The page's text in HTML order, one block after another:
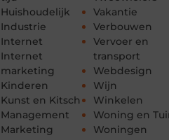
Huishoudelijk
Industrie
Internet
Internet
marketing
Kinderen
Kunst en Kitsch
Management
Marketing
Vakantie
Verbouwen
Vervoer en
transport
Webdesign
Wijn
Winkelen
Woning en
Woningen